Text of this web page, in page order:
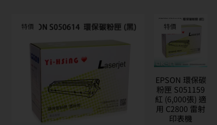
特價 特價
EPSON 環保碳
粉匣 S051159
紅 (6,000張) 適
用 C2800 雷射
印表機